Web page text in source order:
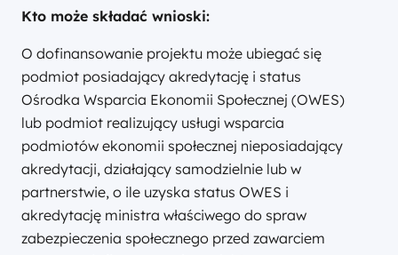
Kto może składać wnioski:
O dofinansowanie projektu może ubiegać się
podmiot posiadający akredytację i status
Ośrodka Wsparcia Ekonomii Społecznej (OWES)
lub podmiot realizujący usługi wsparcia
podmiotów ekonomii społecznej nieposiadający
akredytacji, działający samodzielnie lub w
partnerstwie, o ile uzyska status OWES i
akredytację ministra właściwego do spraw
zabezpieczenia społecznego przed zawarciem